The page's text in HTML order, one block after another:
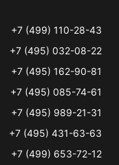
+7 (499) 110-28-43
+7 (495) 032-08-22
+7 (495) 162-90-81
+7 (495) 085-74-61
+7 (495) 989-21-31
+7 (495) 431-63-63
+7 (499) 653-72-12